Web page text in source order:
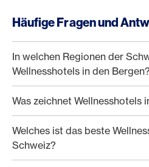
Häufige Fragen und
In welchen Regionen der
Wellnesshotels in den Bergen?
Was zeichnet Wellnesshotels
Welches ist das beste
Schweiz?